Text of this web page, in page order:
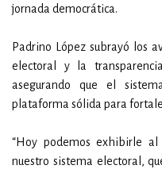
jornada democrática.
Padrino López subrayó los
electoral y la
asegurando que el
plataforma sólida para
“Hoy podemos exhibirle
nuestro sistema electoral,